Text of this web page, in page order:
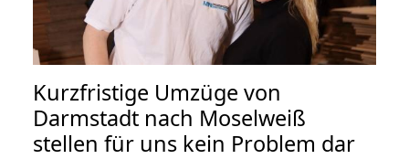
Kurzfristige Umzüge von
Darmstadt nach Moselweiß
stellen für uns kein Problem dar